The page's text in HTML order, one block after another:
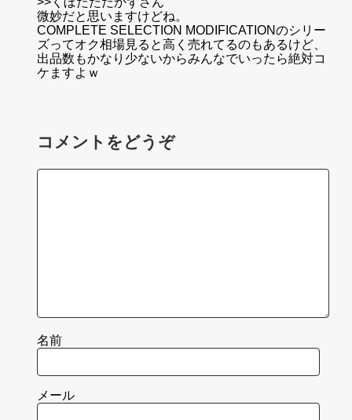
微妙だと思いますけどね。
COMPLETE SELECTION MODIFICATIONのシリー
ズってオク相場見ると高く売れてるのもあるけど、
出品数もかなり少ないからみんなでいったら絶対コ
ケますよｗ
コメントをどうぞ
名前
メール